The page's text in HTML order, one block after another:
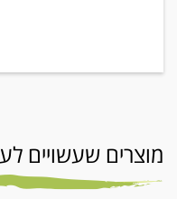
מוצרים שעשויים